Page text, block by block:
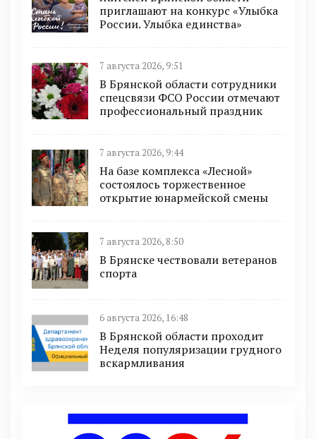
приглашают на конкурс «Улыбка
России. Улыбка единства»
7 августа 2026, 9:51
В Брянской области сотрудники
спецсвязи ФСО России отмечают
профессиональный праздник
7 августа 2026, 9:44
На базе комплекса «Лесной»
состоялось торжественное
открытие юнармейской смены
7 августа 2026, 8:50
В Брянске чествовали ветеранов
спорта
6 августа 2026, 16:48
В Брянской области проходит
Неделя популяризации грудного
вскармливания